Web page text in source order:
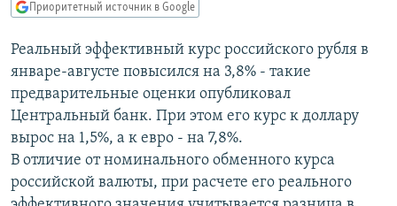
Вернутся
поиску
КАВКАЗ.РЕАЛИИ
СЕВЕР.РЕАЛИИ
СИБИРЬ.РЕАЛИИ
РАСПИСАНИЕ ВЕЩАНИЯ
ПОДПИШИТЕСЬ НА РАССЫЛКУ
СОЦИАЛЬНЫЕ СЕТИ
Приоритетный источник в Google
Реальный эффективный курс российского рубля в
январе-августе повысился на 3,8% - такие
предварительные оценки опубликовал
Центральный банк. При этом его курс к доллару
вырос на 1,5%, а к евро - на 7,8%.
В отличие от номинального обменного курса
российской валюты, при расчете его реального